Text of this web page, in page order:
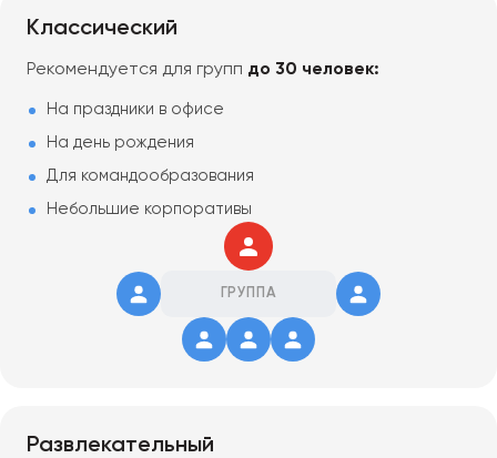
Классический
Рекомендуется для групп до 30 человек:
На праздники в офисе
На день рождения
Для командообразования
Небольшие корпоративы
ГРУППА
Развлекательный